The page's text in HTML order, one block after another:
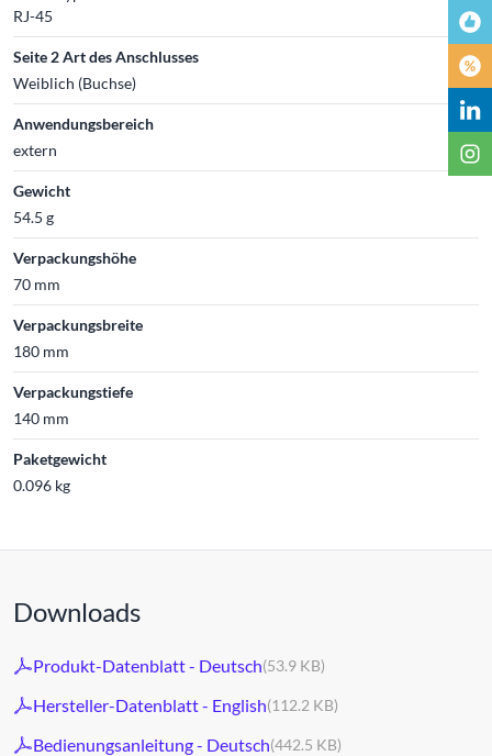
RJ-45
Seite 2 Art des Anschlusses
Weiblich (Buchse)
Anwendungsbereich
extern
Gewicht
54.5 g
Verpackungshöhe
70 mm
Verpackungsbreite
180 mm
Verpackungstiefe
140 mm
Paketgewicht
0.096 kg
Downloads
Produkt-Datenblatt - Deutsch(53.9 KB)
Hersteller-Datenblatt - English(112.2 KB)
Bedienungsanleitung - Deutsch(442.5 KB)